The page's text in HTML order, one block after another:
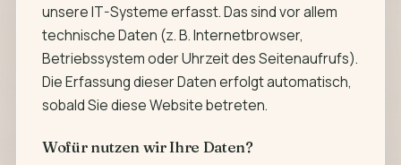
unsere IT-Systeme erfasst. Das sind vor allem
technische Daten (z. B. Internetbrowser,
Betriebssystem oder Uhrzeit des Seitenaufrufs).
Die Erfassung dieser Daten erfolgt automatisch,
sobald Sie diese Website betreten.
Wofür nutzen wir Ihre Daten?